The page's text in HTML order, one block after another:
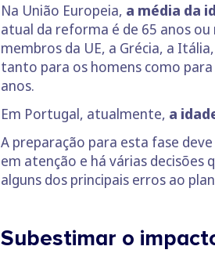
Na União Europeia, a média da
atual da reforma é de 65 anos
membros da UE, a Grécia, a
tanto para os homens como para
anos.
Em Portugal, atualmente, a
A preparação para esta fase
em atenção e há várias
alguns dos principais erros ao
Subestimar o